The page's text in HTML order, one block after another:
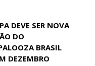
DEVE SER NOVA
DO
BRASIL
DEZEMBRO